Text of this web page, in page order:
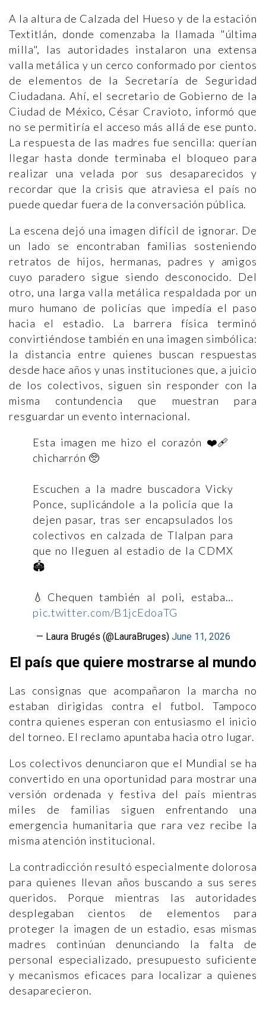
A la altura de Calzada del Hueso y de la estación
Textitlán, donde comenzaba la llamada "última
milla", las autoridades instalaron una extensa
valla metálica y un cerco conformado por cientos
de elementos de la Secretaría de Seguridad
Ciudadana. Ahí, el secretario de Gobierno de la
Ciudad de México, César Cravioto, informó que
no se permitiría el acceso más allá de ese punto.
La respuesta de las madres fue sencilla: querían
llegar hasta donde terminaba el bloqueo para
realizar una velada por sus desaparecidos y
recordar que la crisis que atraviesa el país no
puede quedar fuera de la conversación pública.
La escena dejó una imagen difícil de ignorar. De
un lado se encontraban familias sosteniendo
retratos de hijos, hermanas, padres y amigos
cuyo paradero sigue siendo desconocido. Del
otro, una larga valla metálica respaldada por un
muro humano de policías que impedía el paso
hacia el estadio. La barrera física terminó
convirtiéndose también en una imagen simbólica:
la distancia entre quienes buscan respuestas
desde hace años y unas instituciones que, a juicio
de los colectivos, siguen sin responder con la
misma contundencia que muestran para
resguardar un evento internacional.
Esta imagen me hizo el corazón ❤️‍🩹
chicharrón 🥺
Escuchen a la madre buscadora Vicky
Ponce, suplicándole a la policía que la
dejen pasar, tras ser encapsulados los
colectivos en calzada de Tlalpan para
que no lleguen al estadio de la CDMX
🏟️
💧Chequen también al poli, estaba…
pic.twitter.com/B1jcEdoaTG
— Laura Brugés (@LauraBruges) June 11, 2026
El país que quiere mostrarse al mundo
Las consignas que acompañaron la marcha no
estaban dirigidas contra el futbol. Tampoco
contra quienes esperan con entusiasmo el inicio
del torneo. El reclamo apuntaba hacia otro lugar.
Los colectivos denunciaron que el Mundial se ha
convertido en una oportunidad para mostrar una
versión ordenada y festiva del país mientras
miles de familias siguen enfrentando una
emergencia humanitaria que rara vez recibe la
misma atención institucional.
La contradicción resultó especialmente dolorosa
para quienes llevan años buscando a sus seres
queridos. Porque mientras las autoridades
desplegaban cientos de elementos para
proteger la imagen de un estadio, esas mismas
madres continúan denunciando la falta de
personal especializado, presupuesto suficiente
y mecanismos eficaces para localizar a quienes
desaparecieron.